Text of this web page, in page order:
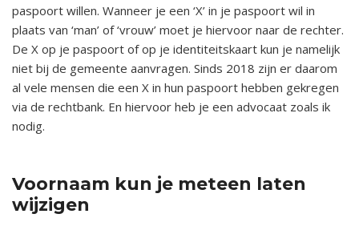
paspoort willen. Wanneer je een ‘X’ in je paspoort wil in
plaats van ‘man’ of ‘vrouw’ moet je hiervoor naar de rechter.
De X op je paspoort of op je identiteitskaart kun je namelijk
niet bij de gemeente aanvragen. Sinds 2018 zijn er daarom
al vele mensen die een X in hun paspoort hebben gekregen
via de rechtbank. En hiervoor heb je een advocaat zoals ik
nodig.
Voornaam kun je meteen laten
wijzigen